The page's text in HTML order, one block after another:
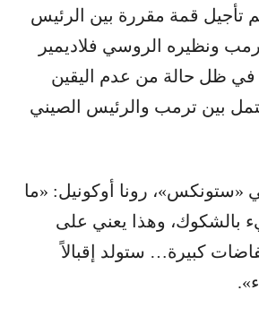
تأجيل قمة مقررة بين الرئيس
ونظيره الروسي فلاديمير
في ظل حالة من عدم اليقين
بين ترمب والرئيس الصيني
«ستونكس»، رونا أوكونيل: «ما
بالشكوك، وهذا يعني على
كبيرة… ستولد إقبالاً